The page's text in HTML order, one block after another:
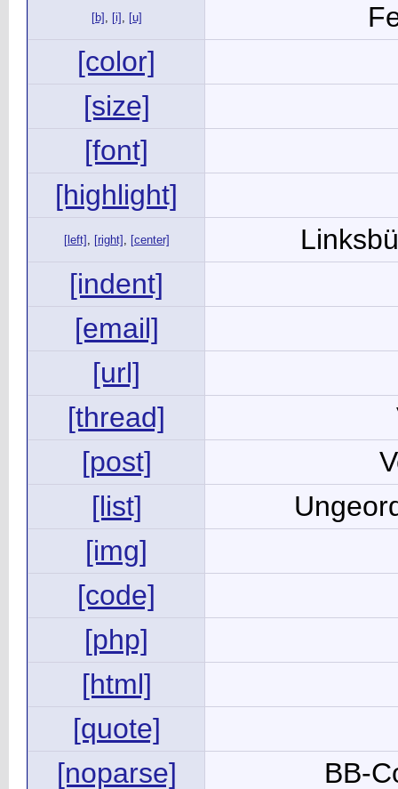
[b] , [i] , [u]
[color]
[size]
[font]
[highlight]
[left] , [right] , [center]
[indent]
[email]
[url]
[thread]
[post]
[list]
[img]
[code]
[php]
[html]
[quote]
[noparse]
BB-